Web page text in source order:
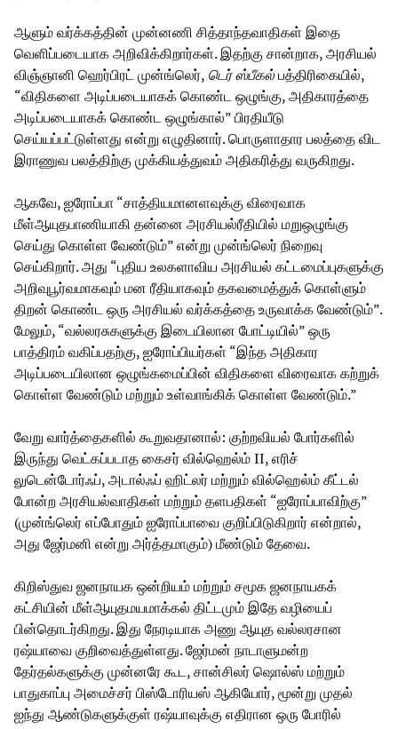
ஆளும் வர்க்கத்தின் முன்னணி சித்தாந்தவாதிகள் இதை
வெளிப்படையாக அறிவிக்கிறார்கள். இதற்கு சான்றாக, அரசியல்
விஞ்ஞானி ஹெர்பிரட் முன்ங்லெர், டெர் ஸ்பீகல்பத்திரிகையில்,
“விதிகளை அடிப்படையாகக் கொண்ட ஒழுங்கு, அதிகாரத்தை
அடிப்படையாகக் கொண்ட ஒழுங்கால்” பிரதியீடு
செய்யப்பட்டுள்ளது என்று எழுதினார். பொருளாதார பலத்தை விட
இராணுவ பலத்திற்கு முக்கியத்துவம் அதிகரித்து வருகிறது.
ஆகவே, ஐரோப்பா “சாத்தியமானளவுக்கு விரைவாக
மீள்ஆயுதபாணியாகி தன்னை அரசியல்ரீதியில் மறுஒழுங்கு
செய்து கொள்ள வேண்டும்” என்று முன்ங்லெர் நிறைவு
செய்கிறார். அது “புதிய உலகளாவிய அரசியல் கட்டமைப்புகளுக்கு
அறிவுபூர்வமாகவும் மன ரீதியாகவும் தகவமைத்துக் கொள்ளும்
திறன் கொண்ட ஒரு அரசியல் வர்க்கத்தை உருவாக்க வேண்டும்”.
மேலும், “வல்லரசுகளுக்கு இடையிலான போட்டியில்” ஒரு
பாத்திரம் வகிப்பதற்கு, ஐரோப்பியர்கள் “இந்த அதிகார
அடிப்படையிலான ஒழுங்கமைப்பின் விதிகளை விரைவாக கற்றுக்
கொள்ள வேண்டும் மற்றும் உள்வாங்கிக் கொள்ள வேண்டும்.”
வேறு வார்த்தைகளில் கூறுவதானால்: குற்றவியல் போர்களில்
இருந்து வெட்கப்படாத கைசர் வில்ஹெல்ம் II, எரிச்
லுடென்டோர்ஃப், அடால்ஃப் ஹிட்லர் மற்றும் வில்ஹெல்ம் கீட்டல்
போன்ற அரசியல்வாதிகள் மற்றும் தளபதிகள் “ஐரோப்பாவிற்கு”
(முன்ங்லெர் எப்போதும் ஐரோப்பாவை குறிப்பிடுகிறார் என்றால்,
அது ஜேர்மனி என்று அர்த்தமாகும்) மீண்டும் தேவை.
கிறிஸ்துவ ஜனநாயக ஒன்றியம் மற்றும் சமூக ஜனநாயகக்
கட்சியின் மீள்ஆயுதமயமாக்கல் திட்டமும் இதே வழியைப்
பின்தொடர்கிறது. இது நேரடியாக அணு ஆயுத வல்லரசான
ரஷ்யாவை குறிவைத்துள்ளது. ஜேர்மன் நாடாளுமன்ற
தேர்தல்களுக்கு முன்னரே கூட, சான்சிலர் ஷொல்ஸ் மற்றும்
பாதுகாப்பு அமைச்சர் பிஸ்டோரியஸ் ஆகியோர், மூன்று முதல்
ஐந்து ஆண்டுகளுக்குள் ரஷ்யாவுக்கு எதிரான ஒரு போரில்